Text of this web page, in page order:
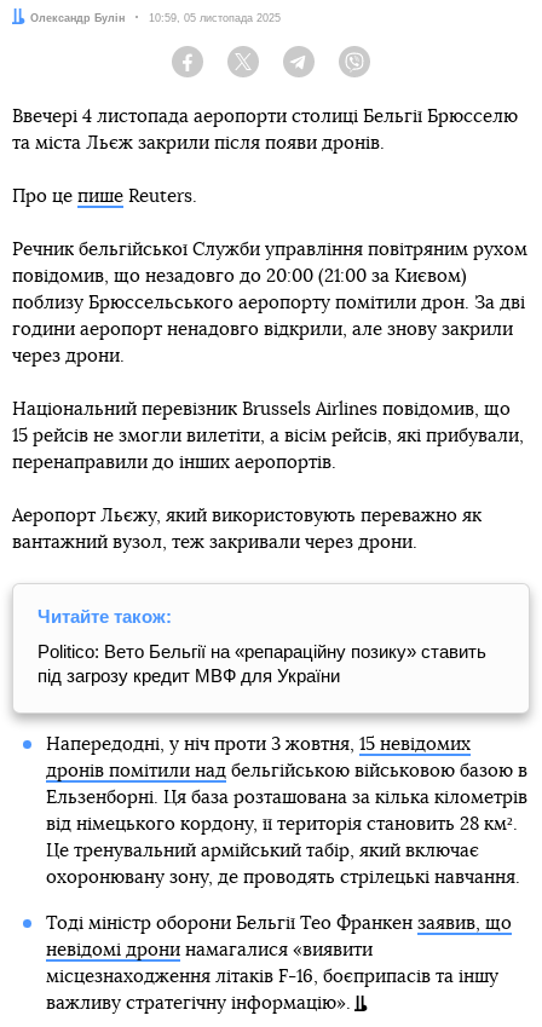
Автор:
Олександр Булін Дата:
10:59, 05 листопада 2025
Facebook Twitter Telegram
Ввечері 4 листопада аеропорти столиці Бельгії Брюсселю
та міста Льєж закрили після появи дронів.
Про це пише Reuters.
Речник бельгійської Служби управління повітряним рухом
повідомив, що незадовго до 20:00 (21:00 за Києвом)
поблизу Брюссельського аеропорту помітили дрон. За дві
години аеропорт ненадовго відкрили, але знову закрили
через дрони.
Національний перевізник Brussels Airlines повідомив, що
15 рейсів не змогли вилетіти, а вісім рейсів, які прибували,
перенаправили до інших аеропортів.
Аеропорт Льєжу, який використовують переважно як
вантажний вузол, теж закривали через дрони.
Читайте також:
Politico: Вето Бельгії на «репараційну позику» ставить
під загрозу кредит МВФ для України
Напередодні, у ніч проти 3 жовтня, 15 невідомих
дронів помітили над бельгійською військовою базою в
Ельзенборні. Ця база розташована за кілька кілометрів
від німецького кордону, її територія становить 28 км².
Це тренувальний армійський табір, який включає
охоронювану зону, де проводять стрілецькі навчання.
Тоді міністр оборони Бельгії Тео Франкен заявив, що
невідомі дронинамагалися «виявити
місцезнаходження літаків F-16, боєприпасів та іншу
важливу стратегічну інформацію».